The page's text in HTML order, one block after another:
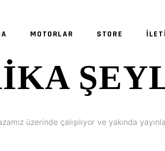
MOTORLAR STORE
üzerinde çalışılıyor ve yakında